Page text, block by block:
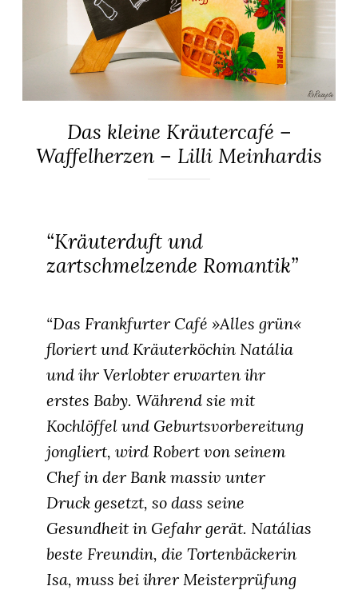
ALLGEMEIN
ROMANE
Das kleine Kräutercafé –
Waffelherzen – Lilli Meinhardis
2024
“Kräuterduft und
zartschmelzende Romantik”
“Das Frankfurter Café »Alles grün«
floriert und Kräuterköchin Natália
und ihr Verlobter erwarten ihr
erstes Baby. Während sie mit
Kochlöffel und Geburtsvorbereitung
jongliert, wird Robert von seinem
Chef in der Bank massiv unter
Druck gesetzt, so dass seine
Gesundheit in Gefahr gerät. Natálias
beste Freundin, die Tortenbäckerin
Isa, muss bei ihrer Meisterprüfung